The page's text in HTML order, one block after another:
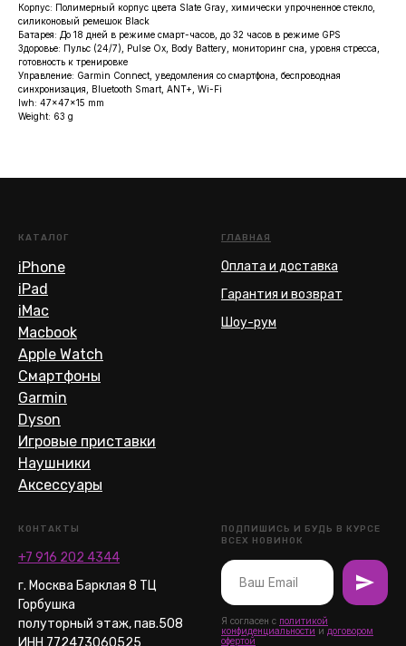
Корпус: Полимерный корпус цвета Slate Gray, химически упрочненное стекло,
силиконовый ремешок Black
Батарея: До 18 дней в режиме смарт-часов, до 32 часов в режиме GPS
Здоровье: Пульс (24/7), Pulse Ox, Body Battery, мониторинг сна, уровня стресса,
готовность к тренировке
Управление: Garmin Connect, уведомления со смартфона, беспроводная
синхронизация, Bluetooth Smart, ANT+, Wi-Fi
lwh: 47x47x15 mm
Weight: 63 g
КАТАЛОГ
iPhone
iPad
iMac
Macbook
Apple Watch
Смартфоны
Garmin
Dyson
Игровые приставки
Наушники
Аксессуары
ГЛАВНАЯ
Оплата и доставка
Гарантия и возврат
Шоу-рум
КОНТАКТЫ
+7 916 202 4344
г. Москва Барклая 8 ТЦ
Горбушка
полуторный этаж, пав.508
ИНН 772473060525
ПОДПИШИСЬ И БУДЬ В КУРСЕ
ВСЕХ НОВИНОК
Я согласен с политикой
конфиденциальности и договором
офертой